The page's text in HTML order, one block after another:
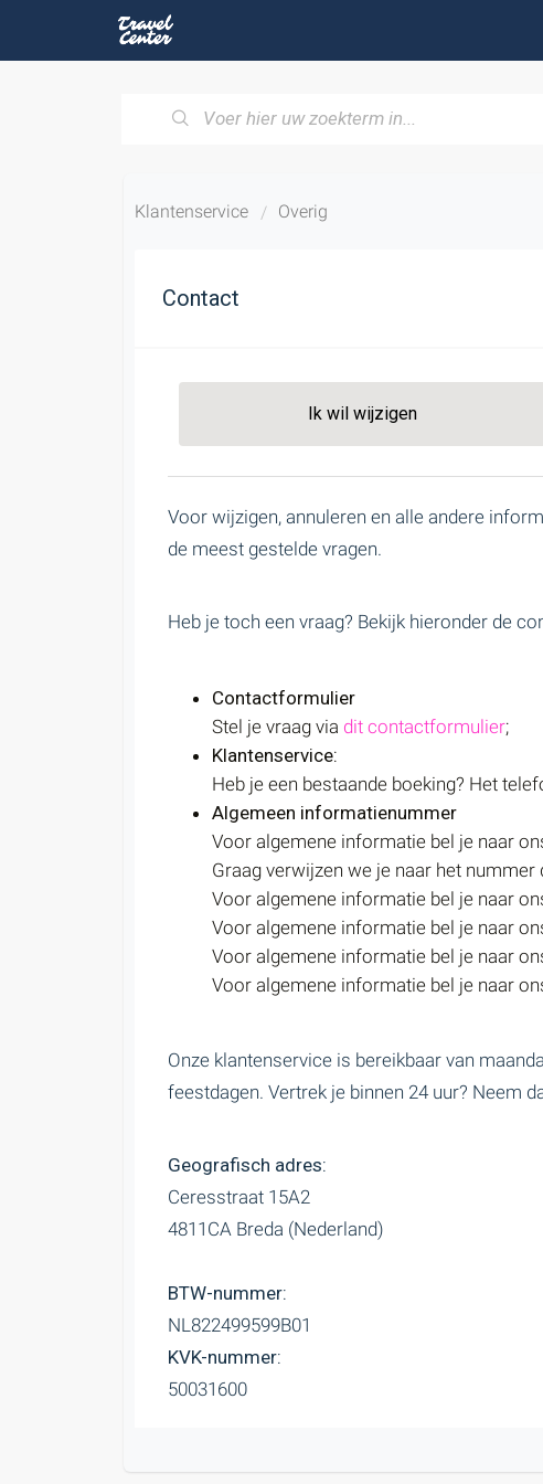
Klantenservice Overig
Contact
Ik wil wijzigen
Voor wijzigen, annuleren en alle andere
de meest gestelde vragen.
Heb je toch een vraag? Bekijk hieronder de
Contactformulier
Stel je vraag via dit contactformulier;
Klantenservice:
Heb je een bestaande boeking? Het
Algemeen informatienummer
Voor algemene informatie bel je naar
Graag verwijzen we je naar het
Voor algemene informatie bel je naar
Voor algemene informatie bel je naar
Voor algemene informatie bel je naar
Voor algemene informatie bel je naar
Onze klantenservice is bereikbaar van
feestdagen. Vertrek je binnen 24 uur? Neem
Geografisch adres:
Ceresstraat 15A2
4811CA Breda (Nederland)
BTW-nummer:
NL822499599B01
KVK-nummer:
50031600